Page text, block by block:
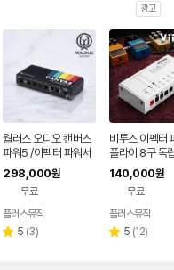
광고
월러스 오디오 캔버스
파워5 /이펙터 파워서
플라이 5구 독립접지
페달 전원공급기
298,000원
무료
플러스뮤직
별 5 리
(3)
비투스 이펙터
플라이 8구 독
DD8-SV2 페
공급기
140,000원
무료
플러스뮤직
별 5 리
(12)